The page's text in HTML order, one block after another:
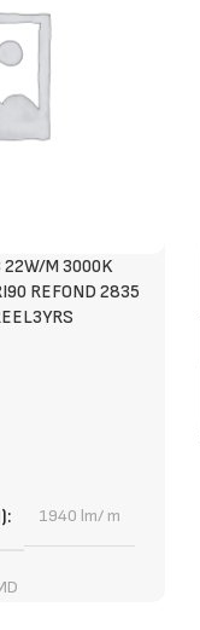
22W/M 3000K
REFOND 2835
1940 lm/ m